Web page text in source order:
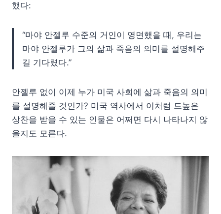
했다:
“마야 안젤루 수준의 거인이 영면했을 때, 우리는
마야 안젤루가 그의 삶과 죽음의 의미를 설명해주
길 기다렸다.”
안젤루 없이 이제 누가 미국 사회에 삶과 죽음의 의미
를 설명해줄 것인가? 미국 역사에서 이처럼 드높은
상찬을 받을 수 있는 인물은 어쩌면 다시 나타나지 않
을지도 모른다.